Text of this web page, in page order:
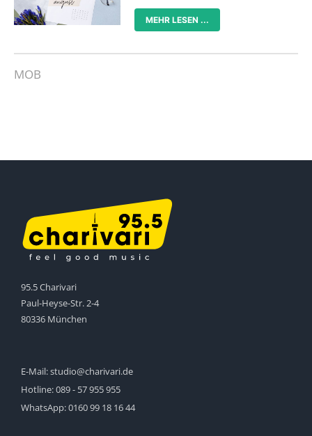
MEHR LESEN ...
MOB
95.5 Charivari
Paul-Heyse-Str. 2-4
80336 München
E-Mail:studio@charivari.de
Hotline:089 - 57 955 955
WhatsApp:0160 99 18 16 44